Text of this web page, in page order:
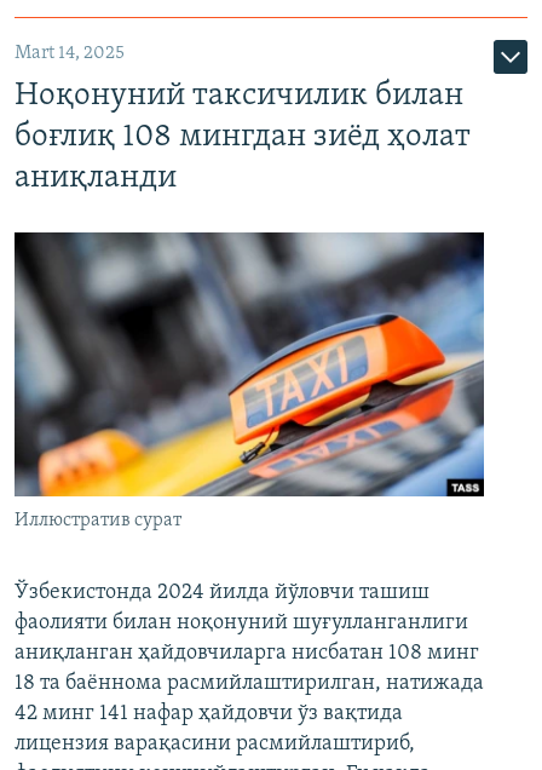
Mart 14, 2025
Ноқонуний таксичилик билан
боғлиқ 108 мингдан зиёд ҳолат
аниқланди
Иллюстратив сурат
Ўзбекистонда 2024 йилда йўловчи ташиш
фаолияти билан ноқонуний шуғулланганлиги
аниқланган ҳайдовчиларга нисбатан 108 минг
18 та баённома расмийлаштирилган, натижада
42 минг 141 нафар ҳайдовчи ўз вақтида
лицензия варақасини расмийлаштириб,